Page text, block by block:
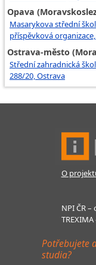
Opava
Masarykova střední
příspěvková
Ostrava-město
Střední zahradnická
288/20, Ostrava
O
NPI ČR –
Potřebujete
studia?